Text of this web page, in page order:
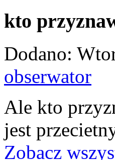
kto
Dodano:
obserwator
Ale kto
jest
Zobacz